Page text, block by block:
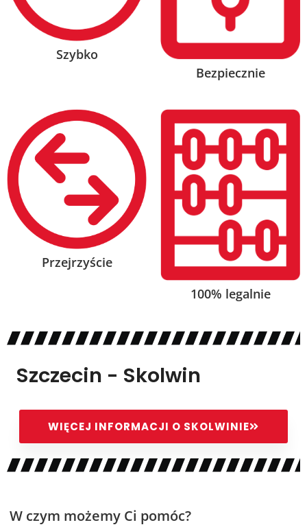
Szybko
Bezpiecznie
Przejrzyście
100% legalnie
Szczecin - Skolwin
WIĘCEJ INFORMACJI O SKOLWINIE
W czym możemy Ci pomóc?